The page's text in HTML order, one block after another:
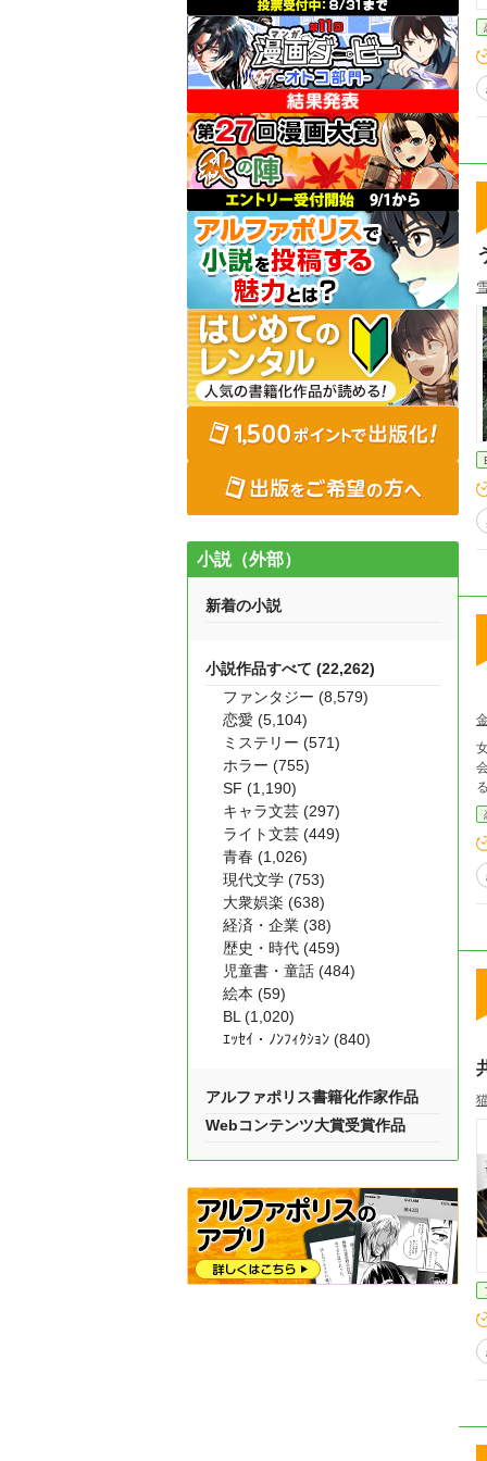
会
小説（外部）
新着の小説
小説作品すべて (22,262)
ファンタジー (8,579)
恋愛 (5,104)
ミステリー (571)
ホラー (755)
SF (1,190)
キャラ文芸 (297)
ライト文芸 (449)
青春 (1,026)
現代文学 (753)
大衆娯楽 (638)
経済・企業 (38)
歴史・時代 (459)
児童書・童話 (484)
絵本 (59)
BL (1,020)
ｴｯｾｲ・ﾉﾝﾌｨｸｼｮﾝ (840)
アルファポリス書籍化作家作品
Webコンテンツ大賞受賞作品